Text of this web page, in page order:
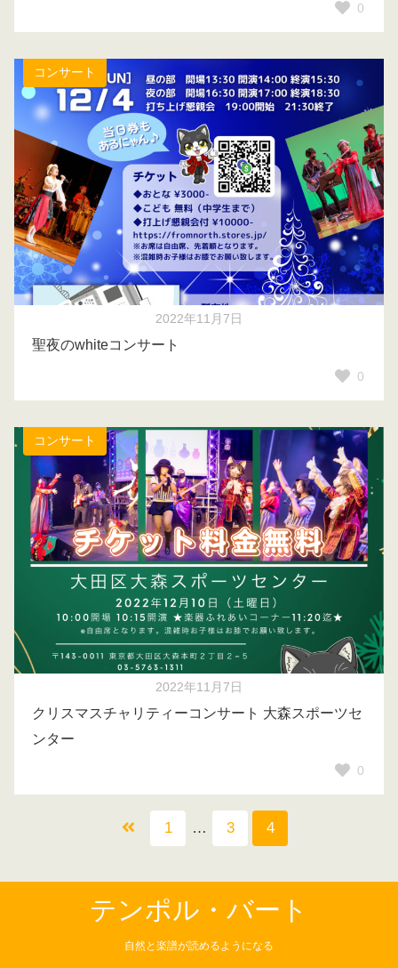
0
コンサート
2022年11月7日
聖夜のwhiteコンサート
0
コンサート
2022年11月7日
クリスマスチャリティーコンサート 大森スポーツセ
ンター
0
1 … 3 4
テンポル・バート
自然と楽譜が読めるようになる